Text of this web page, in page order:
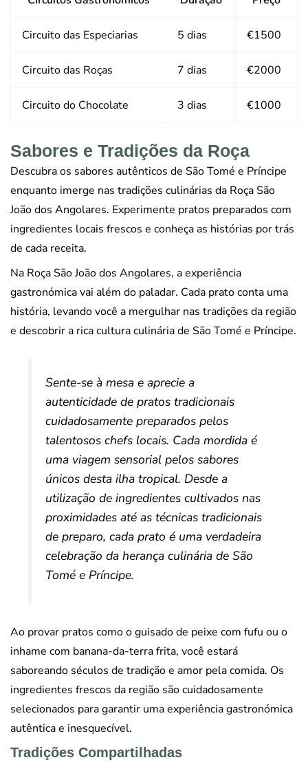
Circuito das Especiarias 5 dias €1500
Circuito das Roças 7 dias €2000
Circuito do Chocolate 3 dias €1000
Sabores e Tradições da Roça
Descubra os sabores autênticos de São Tomé e Príncipe
enquanto imerge nas tradições culinárias da Roça São
João dos Angolares. Experimente pratos preparados com
ingredientes locais frescos e conheça as histórias por trás
de cada receita.
Na Roça São João dos Angolares, a experiência
gastronómica vai além do paladar. Cada prato conta uma
história, levando você a mergulhar nas tradições da região
e descobrir a rica cultura culinária de São Tomé e Príncipe.
Sente-se à mesa e aprecie a
autenticidade de pratos tradicionais
cuidadosamente preparados pelos
talentosos chefs locais. Cada mordida é
uma viagem sensorial pelos sabores
únicos desta ilha tropical. Desde a
utilização de ingredientes cultivados nas
proximidades até as técnicas tradicionais
de preparo, cada prato é uma verdadeira
celebração da herança culinária de São
Tomé e Príncipe.
Ao provar pratos como o guisado de peixe com fufu ou o
inhame com banana-da-terra frita, você estará
saboreando séculos de tradição e amor pela comida. Os
ingredientes frescos da região são cuidadosamente
selecionados para garantir uma experiência gastronómica
autêntica e inesquecível.
Tradições Compartilhadas